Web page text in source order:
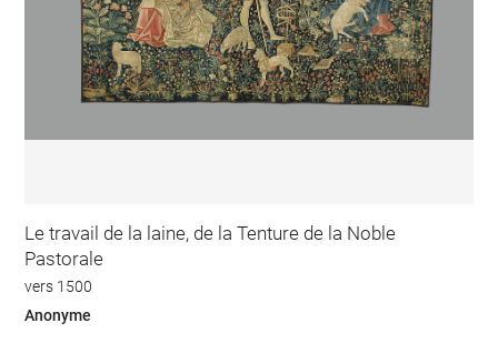
Le travail de la laine, de la Tenture de la Noble
Pastorale
vers 1500
Anonyme